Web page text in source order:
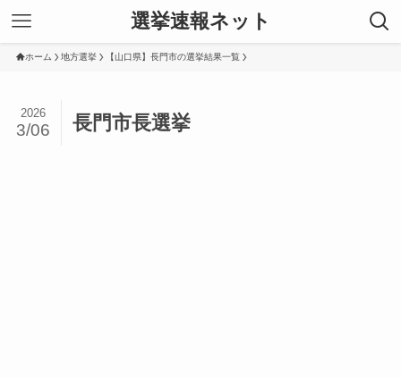
選挙速報ネット
ホーム 地方選挙 【山口県】長門市の選挙結果一覧
長門市長選挙
2026
3/06